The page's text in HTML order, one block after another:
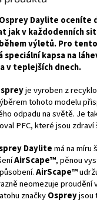
Daylite oceníte
jak v každodenních
výletů. Pro
kapsa na
v teplejších dnech.
je vyroben z
tohoto modelu
odpadu na světě. Je
PFC, které jsou zdraví
Daylitemá na míru
AirScape™, pěnou
AirScape™
neomezuje proudění
značkyOspreyjsou